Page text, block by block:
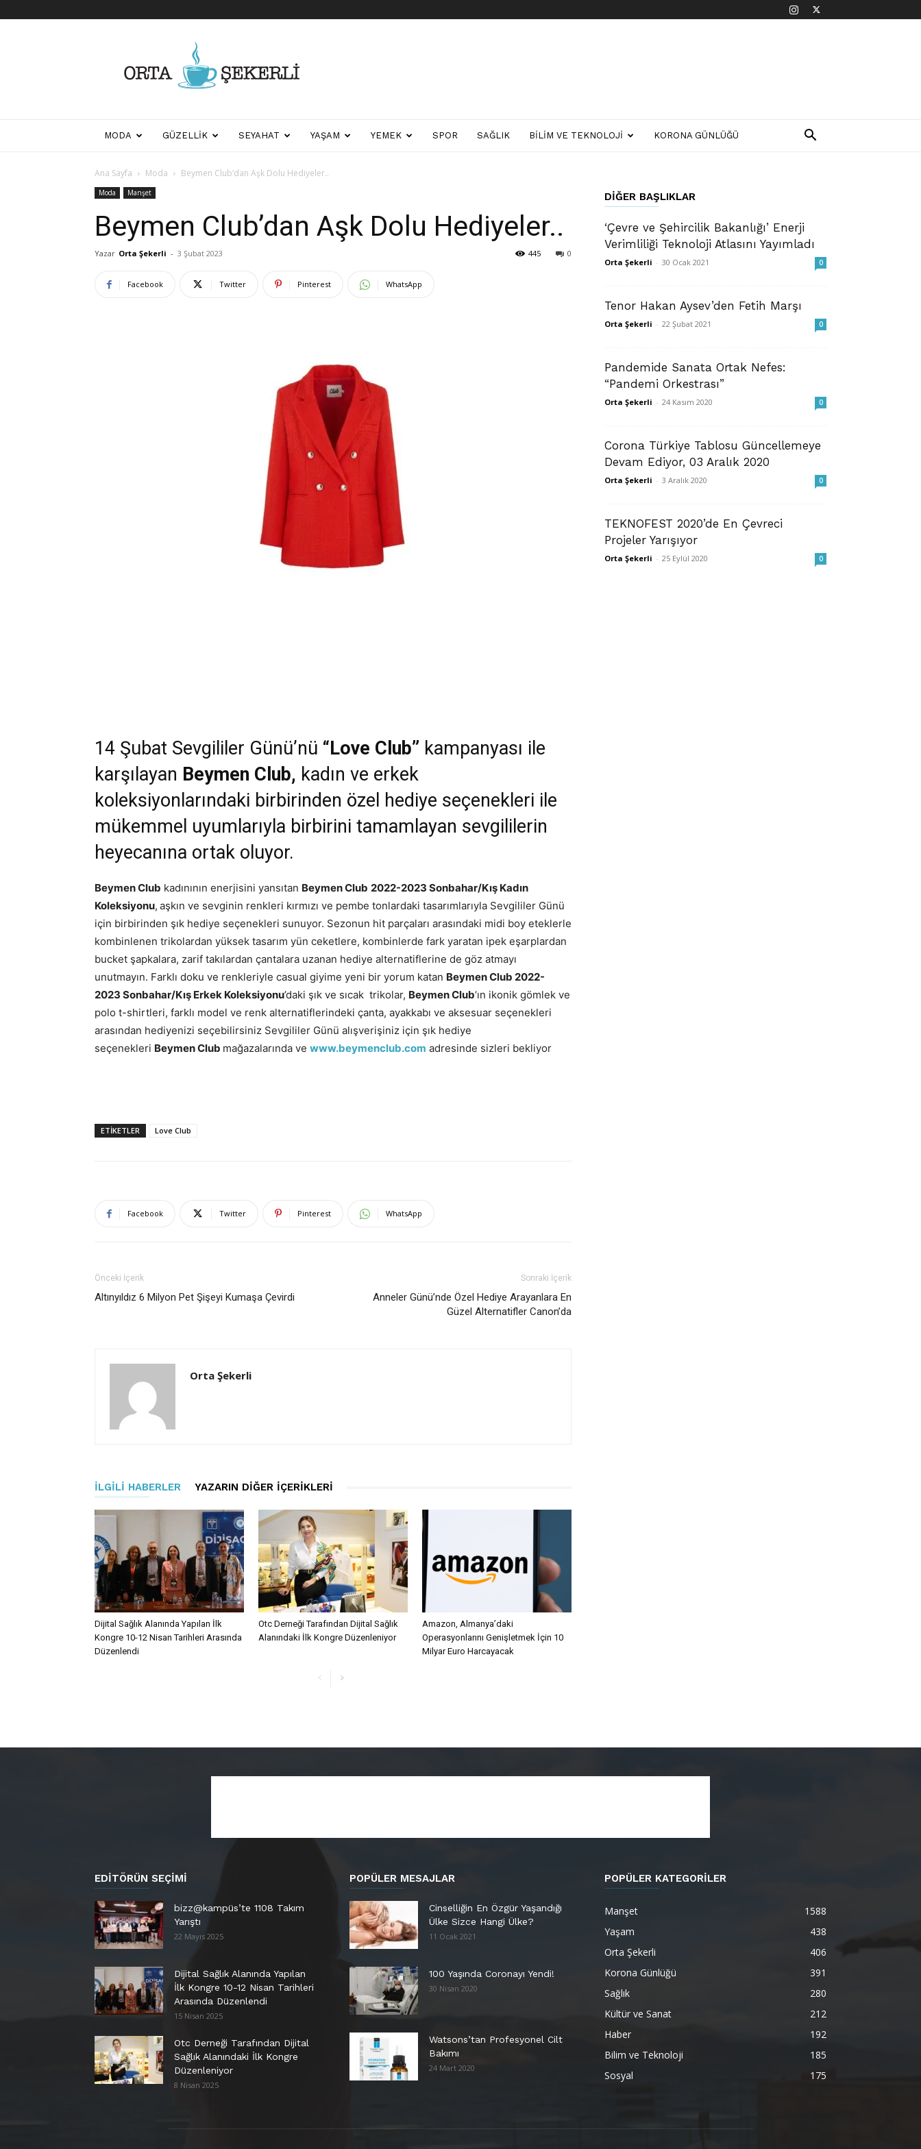
Biraz
Biraz
MODA GÜZELLIK SEYAHAT YAŞAM YEMEK SPOR SAĞLIK BILIM VE TEKNOLOJI KORONA GÜNLÜĞÜ
Ana Sayfa Moda Beymen Club’dan Aşk Dolu Hediyeler..
Moda Manşet
Beymen Club’dan Aşk Dolu Hediyeler..
Yazar Orta Şekerli - 3 Şubat 2023 0
445
Facebook Twitter Pinterest WhatsApp
14 Şubat Sevgililer Günü’nü “Love Club” kampanyası ile
karşılayan Beymen Club, kadın ve erkek
koleksiyonlarındaki birbirinden özel hediye seçenekleri ile
mükemmel uyumlarıyla birbirini tamamlayan sevgililerin
heyecanına ortak oluyor.
Beymen Club kadınının enerjisini yansıtan Beymen Club 2022-2023 Sonbahar/Kış Kadın
Koleksiyonu, aşkın ve sevginin renkleri kırmızı ve pembe tonlardaki tasarımlarıyla Sevgililer Günü
için birbirinden şık hediye seçenekleri sunuyor. Sezonun hit parçaları arasındaki midi boy eteklerle
kombinlenen trikolardan yüksek tasarım yün ceketlere, kombinlerde fark yaratan ipek eşarplardan
bucket şapkalara, zarif takılardan çantalara uzanan hediye alternatiflerine de göz atmayı
unutmayın. Farklı doku ve renkleriyle casual giyime yeni bir yorum katan Beymen Club 2022-
2023 Sonbahar/Kış Erkek Koleksiyonu’daki şık ve sıcak trikolar, Beymen Club‘ın ikonik gömlek ve
polo t-shirtleri, farklı model ve renk alternatiflerindeki çanta, ayakkabı ve aksesuar seçenekleri
arasından hediyenizi seçebilirsiniz Sevgililer Günü alışverişiniz için şık hediye
seçenekleri Beymen Club mağazalarında ve www.beymenclub.com adresinde sizleri bekliyor
ETIKETLER Love Club
Facebook Twitter Pinterest WhatsApp
Önceki İçerik
Altınyıldız 6 Milyon Pet Şişeyi Kumaşa Çevirdi
Sonraki İçerik
Anneler Günü’nde Özel Hediye Arayanlara En
Güzel Alternatifler Canon’da
Orta Şekerli
İLGILI HABERLER YAZARIN DIĞER İÇERIKLERI
Dijital Sağlık Alanında Yapılan İlk
Kongre 10-12 Nisan Tarihleri Arasında
Düzenlendi
Otc Derneği Tarafından Dijital Sağlık
Alanındaki İlk Kongre Düzenleniyor
Amazon, Almanya’daki
Operasyonlarını Genişletmek İçin 10
Milyar Euro Harcayacak
DIĞER BAŞLIKLAR
‘Çevre ve Şehircilik Bakanlığı’ Enerji
Verimliliği Teknoloji Atlasını Yayımladı
Orta Şekerli - 30 Ocak 2021 0
Tenor Hakan Aysev’den Fetih Marşı
Orta Şekerli - 22 Şubat 2021 0
Pandemide Sanata Ortak Nefes:
“Pandemi Orkestrası”
Orta Şekerli - 24 Kasım 2020 0
Corona Türkiye Tablosu Güncellemeye
Devam Ediyor, 03 Aralık 2020
Orta Şekerli - 3 Aralık 2020 0
TEKNOFEST 2020’de En Çevreci
Projeler Yarışıyor
Orta Şekerli - 25 Eylül 2020 0
EDITÖRÜN SEÇIMI
bizz@kampüs’te 1108 Takım
Yarıştı
22 Mayıs 2025
Dijital Sağlık Alanında Yapılan
İlk Kongre 10-12 Nisan Tarihleri
Arasında Düzenlendi
15 Nisan 2025
Otc Derneği Tarafından Dijital
Sağlık Alanındaki İlk Kongre
Düzenleniyor
8 Nisan 2025
POPÜLER MESAJLAR
Cinselliğin En Özgür Yaşandığı
Ülke Sizce Hangi Ülke?
11 Ocak 2021
100 Yaşında Coronayı Yendi!
30 Nisan 2020
Watsons’tan Profesyonel Cilt
Bakımı
24 Mart 2020
POPÜLER KATEGORİLER
Manşet
1588
Yaşam
438
Orta Şekerli
406
Korona Günlüğü
391
Sağlık
280
Kültür ve Sanat
212
Haber
192
Bilim ve Teknoloji
185
Sosyal
175